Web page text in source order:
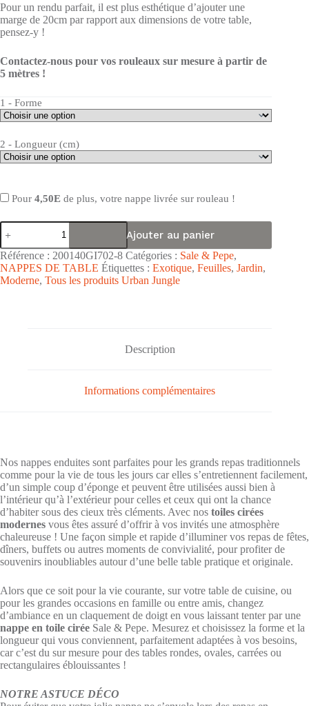
Pour un rendu parfait, il est plus esthétique d’ajouter une
marge de 20cm par rapport aux dimensions de votre table,
pensez-y !
Contactez-nous pour vos rouleaux sur mesure à partir de
5 mètres !
1 - Forme
2 - Longueur (cm)
Pour 4,50E de plus, votre nappe livrée sur rouleau !
quantité
de
Nappe
de
table
toile
Ajouter au panier
Référence : 200140GI702-8 Catégories : Sale & Pepe,
NAPPES DE TABLE Étiquettes : Exotique, Feuilles, Jardin,
Moderne, Tous les produits Urban Jungle
Description
Informations complémentaires
Nos nappes enduites sont parfaites pour les grands repas traditionnels
comme pour la vie de tous les jours car elles s’entretiennent facilement,
d’un simple coup d’éponge et peuvent être utilisées aussi bien à
l’intérieur qu’à l’extérieur pour celles et ceux qui ont la chance
d’habiter sous des cieux très cléments. Avec nos toiles cirées
modernes vous êtes assuré d’offrir à vos invités une atmosphère
chaleureuse ! Une façon simple et rapide d’illuminer vos repas de fêtes,
dîners, buffets ou autres moments de convivialité, pour profiter de
souvenirs inoubliables autour d’une belle table pratique et originale.
Alors que ce soit pour la vie courante, sur votre table de cuisine, ou
pour les grandes occasions en famille ou entre amis, changez
d’ambiance en un claquement de doigt en vous laissant tenter par une
nappe en toile cirée Sale & Pepe. Mesurez et choisissez la forme et la
longueur qui vous conviennent, parfaitement adaptées à vos besoins,
car c’est du sur mesure pour des tables rondes, ovales, carrées ou
rectangulaires éblouissantes !
NOTRE ASTUCE DÉCO